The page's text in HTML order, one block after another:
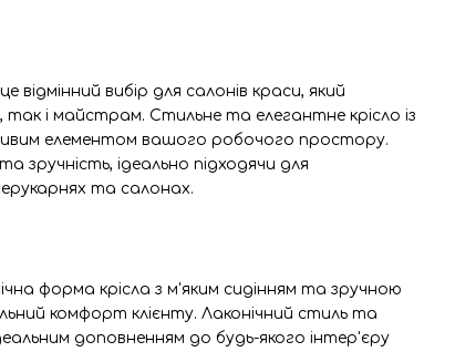
відмінний вибір для салонів краси, який
і майстрам. Стильне та елегантне крісло із
елементом вашого робочого простору.
зручність, ідеально підходячи для
та салонах.
форма крісла з м'яким сидінням та зручною
комфорт клієнту. Лаконічний стиль та
доповненням до будь-якого інтер'єру